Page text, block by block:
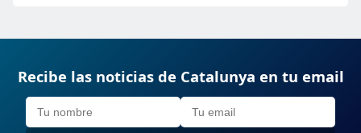
Recibe las noticias de Catalunya en tu email